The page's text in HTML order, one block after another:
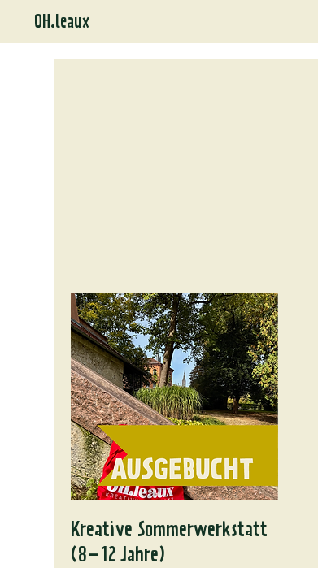
OH.leaux
Kreative Sommerwerkstatt
(8–12 Jahre)